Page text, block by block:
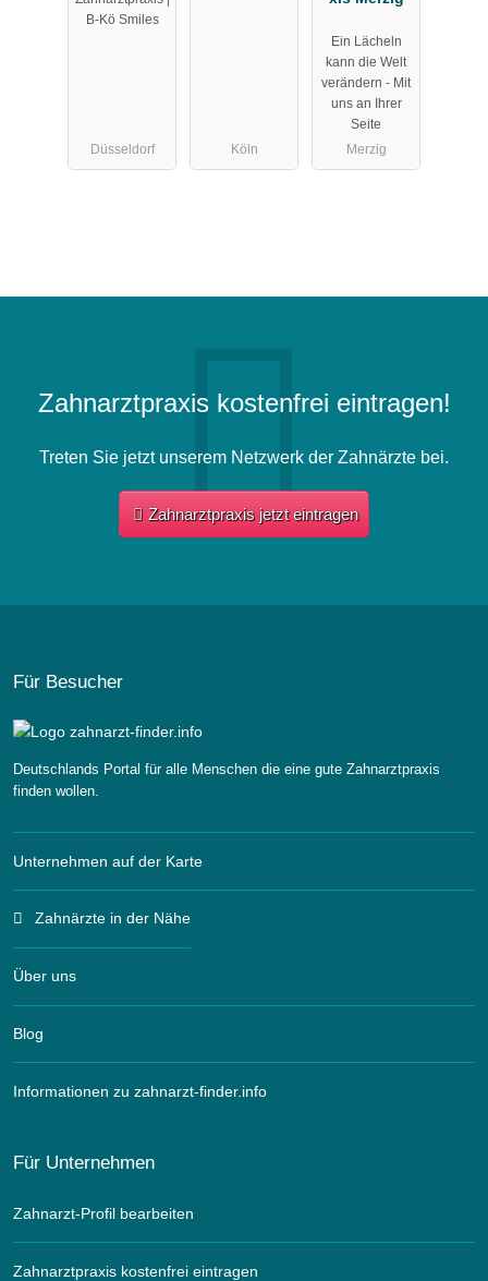
B-Kö Smiles
Düsseldorf Köln
Ein Lächeln
kann die Welt
verändern - Mit
uns an Ihrer
Seite
Merzig
Zahnarztpraxis kostenfrei eintragen!
Treten Sie jetzt unserem Netzwerk der Zahnärzte bei.
Zahnarztpraxis jetzt eintragen
Für Besucher
Deutschlands Portal für alle Menschen die eine gute Zahnarztpraxis
finden wollen.
Unternehmen auf der Karte
Zahnärzte in der Nähe
Über uns
Blog
Informationen zu zahnarzt-finder.info
Für Unternehmen
Zahnarzt-Profil bearbeiten
Zahnarztpraxis kostenfrei eintragen